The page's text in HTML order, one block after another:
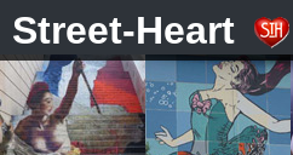
Street-Heart